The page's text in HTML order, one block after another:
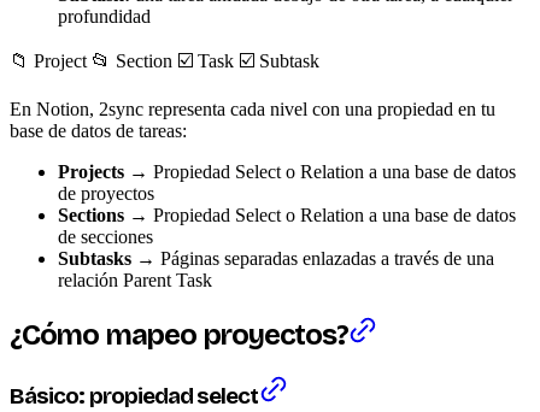
profundidad
📁 Project 📂 Section ☑️ Task ☑️ Subtask
En Notion, 2sync representa cada nivel con una propiedad en tu
base de datos de tareas:
Projects → Propiedad Select o Relation a una base de datos
de proyectos
Sections → Propiedad Select o Relation a una base de datos
de secciones
Subtasks → Páginas separadas enlazadas a través de una
relación Parent Task
¿Cómo mapeo proyectos?
Básico: propiedad select